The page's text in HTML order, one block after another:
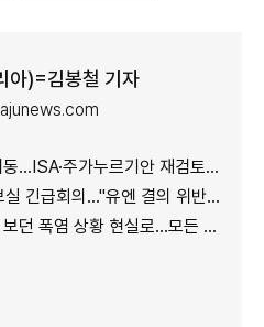
아)=김봉철 기자
주가누르기안 재검토 지시
의…"유엔 결의 위반, 즉각 중단 촉구"
황 현실로…모든 행정력 총동원하라"